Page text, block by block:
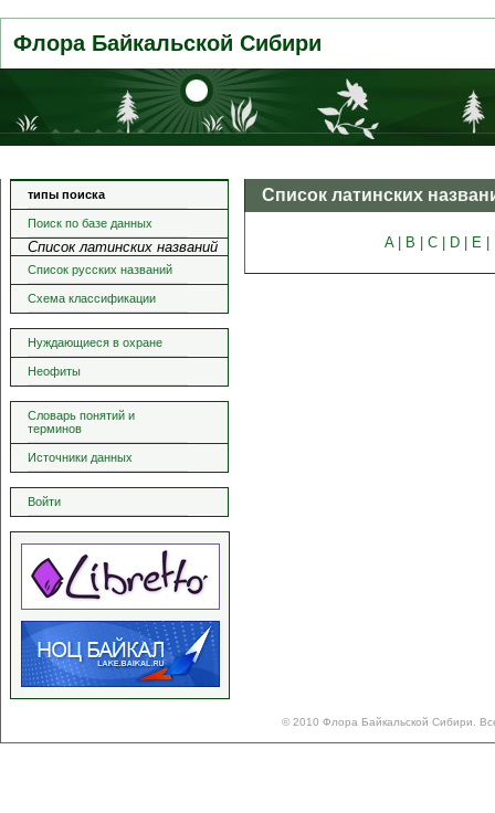
Флора Байкальской Сибири
типы поиска
Поиск по базе данных
Список латинских названий
Список русских названий
Схема классификации
Нуждающиеся в охране
Неофиты
Словарь понятий и
терминов
Источники данных
Войти
Список латинских
A | B | C | D | E |
© 2010 Флора Байкальской Сибири.